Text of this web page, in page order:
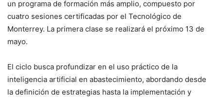
un programa de formación más amplio, compuesto por
cuatro sesiones certificadas por el Tecnológico de
Monterrey. La primera clase se realizará el próximo 13 de
mayo.
El ciclo busca profundizar en el uso práctico de la
inteligencia artificial en abastecimiento, abordando desde
la definición de estrategias hasta la implementación y